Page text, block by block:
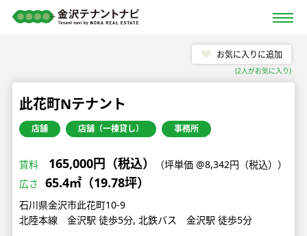
お気に入りに追加
(2人がお気に入り)
此花町Nテナント
店舗 店舗（一棟貸し） 事務所
賃料 165,000円（税込）
（坪単価 @8,342円（税込））
広さ
65.4㎡（19.78坪）
石川県金沢市此花町10-9
北陸本線 金沢駅 徒歩5分, 北鉄バス 金沢駅 徒歩5分